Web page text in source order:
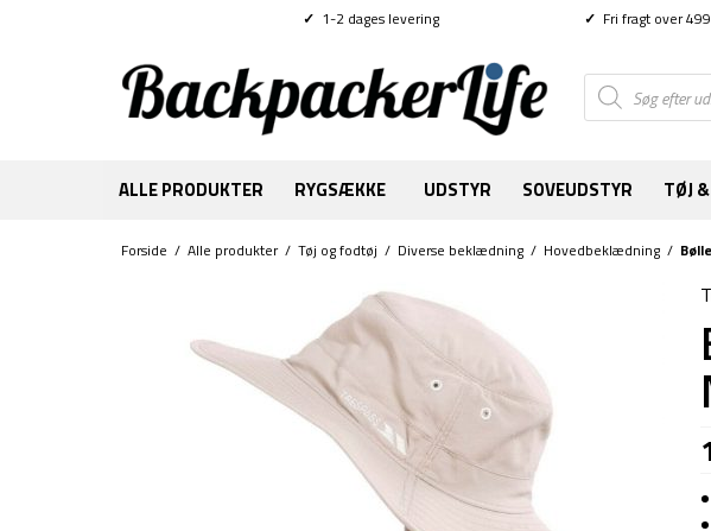
✓ 1-2 dages levering ✓ Fri fragt over
Products
search
ALLE PRODUKTER RYGSÆKKE UDSTYR SOVEUDSTYR TØJ
Forside / Alle produkter/ Tøj og fodtøj / Diverse beklædning / Hovedbeklædning /